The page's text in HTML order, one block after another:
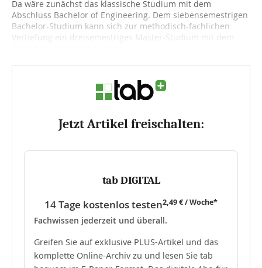
Da wäre zunächst das klassi­sche Studium mit dem
Abschluss Bachelor of Engineering. Dem siebensemestrigen
Bachelor-Studium kann sich zur methodisch-fachlichen
Vertiefung ein dreisemestriges Master-Studium mit dem
Jetzt Artikel freischalten:
tab DIGITAL
14 Tage kostenlos testen2,49 € / Woche*
Fachwissen jederzeit und überall.
Greifen Sie auf exklusive PLUS-Artikel und das
komplette Online-Archiv zu und lesen Sie tab